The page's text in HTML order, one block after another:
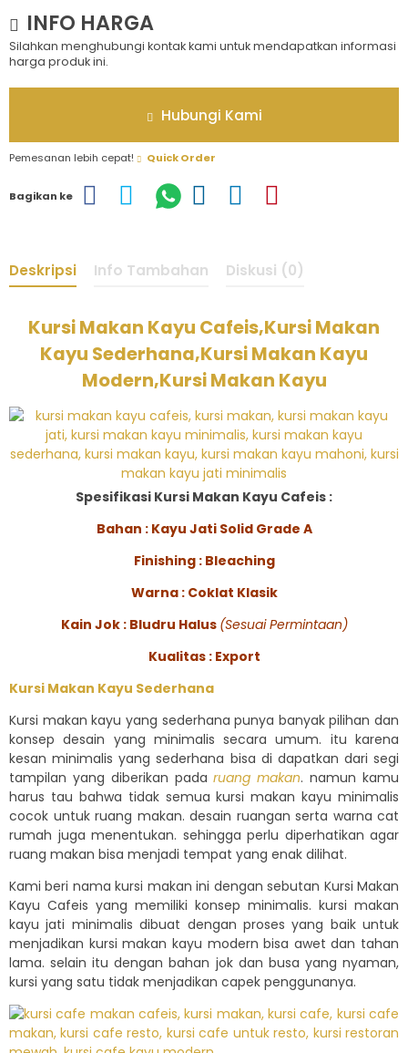
INFO HARGA
Silahkan menghubungi kontak kami untuk mendapatkan informasi
harga produk ini.
Hubungi Kami
Pemesanan lebih cepat! Quick Order
Bagikan ke
Deskripsi Info Tambahan Diskusi (0)
Kursi Makan Kayu Cafeis,Kursi Makan
Kayu Sederhana,Kursi Makan Kayu
Modern,Kursi Makan Kayu
Spesifikasi Kursi Makan Kayu Cafeis :
Bahan : Kayu Jati Solid Grade A
Finishing : Bleaching
Warna : Coklat Klasik
Kain Jok : Bludru Halus (Sesuai Permintaan)
Kualitas : Export
Kursi Makan Kayu Sederhana
Kursi makan kayu yang sederhana punya banyak pilihan dan
konsep desain yang minimalis secara umum. itu karena
kesan minimalis yang sederhana bisa di dapatkan dari segi
tampilan yang diberikan padaruang makan. namun kamu
harus tau bahwa tidak semua kursi makan kayu minimalis
cocok untuk ruang makan. desain ruangan serta warna cat
rumah juga menentukan. sehingga perlu diperhatikan agar
ruang makan bisa menjadi tempat yang enak dilihat.
Kami beri nama kursi makan ini dengan sebutan Kursi Makan
Kayu Cafeis yang memiliki konsep minimalis. kursi makan
kayu jati minimalis dibuat dengan proses yang baik untuk
menjadikan kursi makan kayu modern bisa awet dan tahan
lama. selain itu dengan bahan jok dan busa yang nyaman,
kursi yang satu tidak menjadikan capek penggunanya.